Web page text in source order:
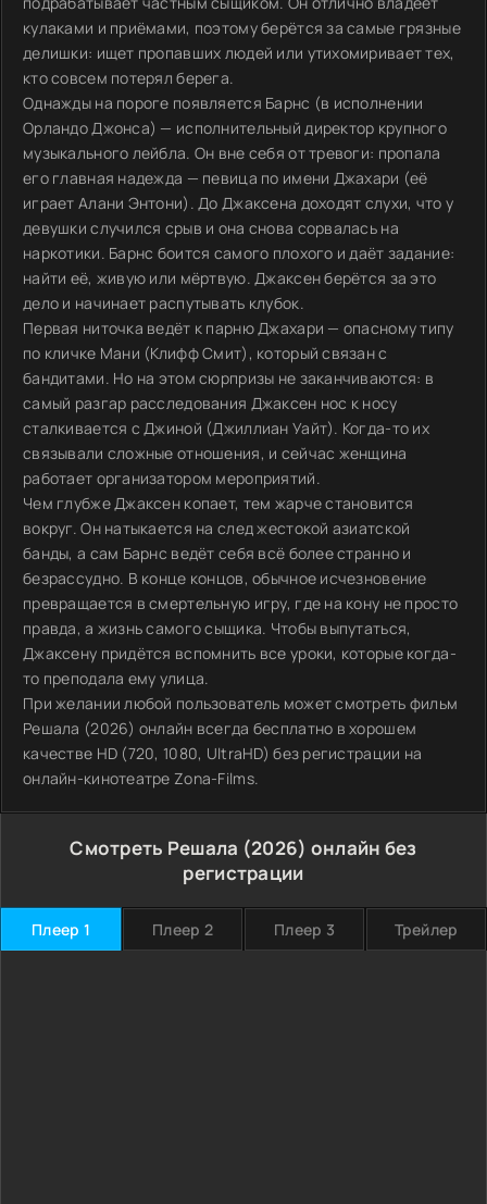
кулаками и приёмами, поэтому берётся за самые грязные
делишки: ищет пропавших людей или утихомиривает тех,
кто совсем потерял берега.
Однажды на пороге появляется Барнс (в исполнении
Орландо Джонса) — исполнительный директор крупного
музыкального лейбла. Он вне себя от тревоги: пропала
его главная надежда — певица по имени Джахари (её
играет Алани Энтони). До Джаксена доходят слухи, что у
девушки случился срыв и она снова сорвалась на
наркотики. Барнс боится самого плохого и даёт задание:
найти её, живую или мёртвую. Джаксен берётся за это
дело и начинает распутывать клубок.
Первая ниточка ведёт к парню Джахари — опасному типу
по кличке Мани (Клифф Смит), который связан с
бандитами. Но на этом сюрпризы не заканчиваются: в
самый разгар расследования Джаксен нос к носу
сталкивается с Джиной (Джиллиан Уайт). Когда-то их
связывали сложные отношения, и сейчас женщина
работает организатором мероприятий.
Чем глубже Джаксен копает, тем жарче становится
вокруг. Он натыкается на след жестокой азиатской
банды, а сам Барнс ведёт себя всё более странно и
безрассудно. В конце концов, обычное исчезновение
превращается в смертельную игру, где на кону не просто
правда, а жизнь самого сыщика. Чтобы выпутаться,
Джаксену придётся вспомнить все уроки, которые когда-
то преподала ему улица.
При желании любой пользователь может смотреть фильм
Решала (2026) онлайн всегда бесплатно в хорошем
качестве HD (720, 1080, UltraHD) без регистрации на
онлайн-кинотеатре Zona-Films.
Смотреть Решала (2026) онлайн без
регистрации
Плеер 1 Плеер 2 Плеер 3 Трейлер